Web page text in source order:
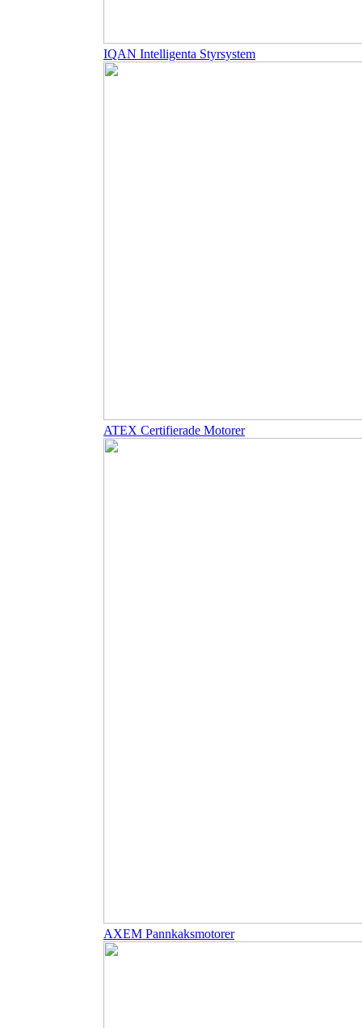
IQAN Intelligenta Styrsystem
ATEX Certifierade Motorer
AXEM Pannkaksmotorer